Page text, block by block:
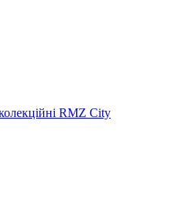
RMZ City